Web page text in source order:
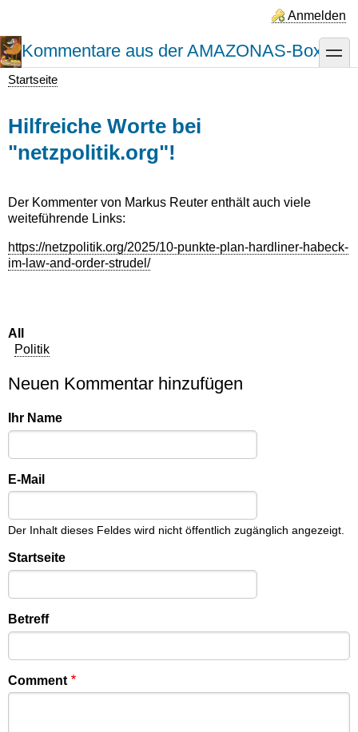
Inhalt
Anmelden
Kommentare aus der AMAZONAS-Box toggle
Startseite
Hilfreiche Worte bei
"netzpolitik.org"!
Der Kommenter von Markus Reuter enthält auch viele
weiteführende Links:
https://netzpolitik.org/2025/10-punkte-plan-hardliner-habeck-
im-law-and-order-strudel/
All
Politik
Neuen Kommentar hinzufügen
Ihr Name
E-Mail
Der Inhalt dieses Feldes wird nicht öffentlich zugänglich angezeigt.
Startseite
Betreff
Comment